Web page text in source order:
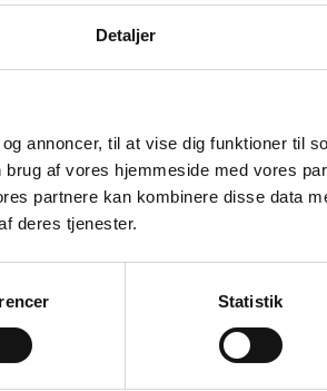
Detaljer
annoncer, til at vise dig funktioner til
af vores hjemmeside med vores
partnere kan kombinere disse data
deres tjenester.
Statistik